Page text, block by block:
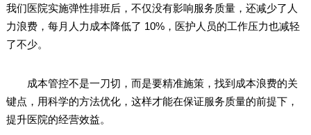
我们医院实施弹性排班后，不仅没有影响服务质量，还减少了人
力浪费，每月人力成本降低了 10%，医护人员的工作压力也减轻
了不少。
成本管控不是一刀切，而是要精准施策，找到成本浪费的关
键点，用科学的方法优化，这样才能在保证服务质量的前提下，
提升医院的经营效益。